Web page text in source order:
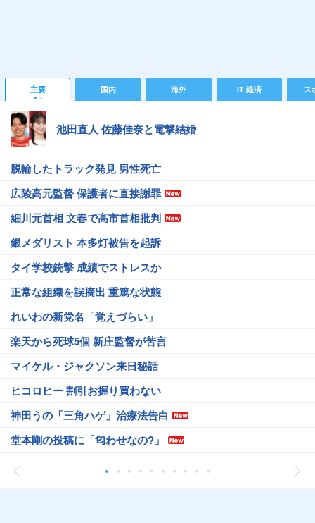
主要 国内 海外 IT 経済 ス
池田直人 佐藤佳奈と電撃結婚
脱輪したトラック発見 男性死亡
広陵高元監督 保護者に直接謝罪
細川元首相 文春で高市首相批判
銀メダリスト 本多灯被告を起訴
タイ学校銃撃 成績でストレスか
正常な組織を誤摘出 重篤な状態
れいわの新党名「覚えづらい」
楽天から死球5個 新庄監督が苦言
マイケル・ジャクソン来日秘話
ヒコロヒー 割引お握り買わない
神田うの「三角ハゲ」治療法告白
堂本剛の投稿に「匂わせなの?」